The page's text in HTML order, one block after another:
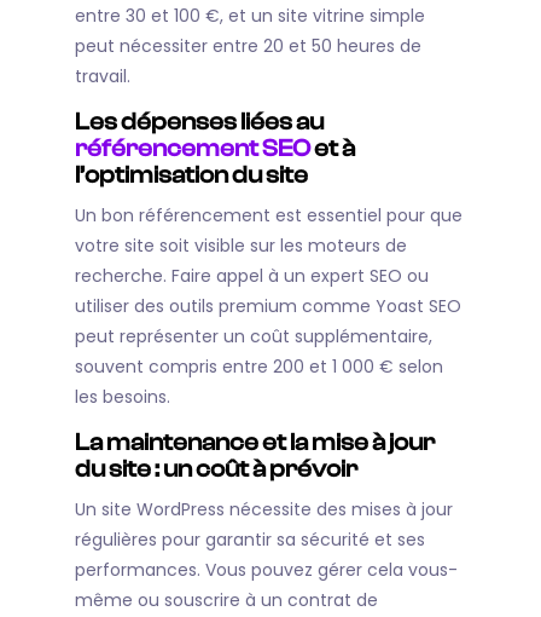
entre 30 et 100 €, et un site vitrine simple
peut nécessiter entre 20 et 50 heures de
travail.
Les dépenses liées au
référencement SEOet à
l’optimisation du site
Un bon référencement est essentiel pour que
votre site soit visible sur les moteurs de
recherche. Faire appel à un expert SEO ou
utiliser des outils premium comme Yoast SEO
peut représenter un coût supplémentaire,
souvent compris entre 200 et 1 000 € selon
les besoins.
La maintenance et la mise à jour
du site : un coût à prévoir
Un site WordPress nécessite des mises à jour
régulières pour garantir sa sécurité et ses
performances. Vous pouvez gérer cela vous-
même ou souscrire à un contrat de